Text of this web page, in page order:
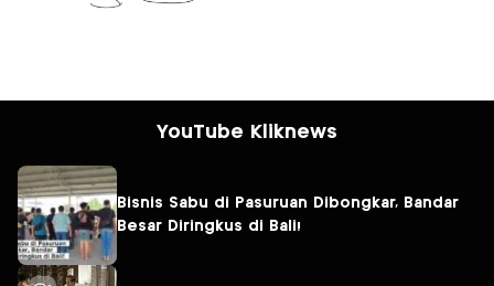
YouTube Kliknews
Bisnis Sabu di Pasuruan Dibongkar, Bandar
Besar Diringkus di Bali!